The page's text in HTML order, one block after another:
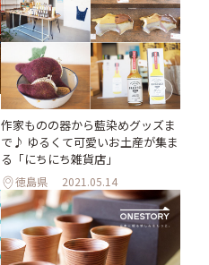
作家ものの器から藍染めグッズま
で♪ ゆるくて可愛いお土産が集ま
る「にちにち雑貨店」
徳島県 2021.05.14